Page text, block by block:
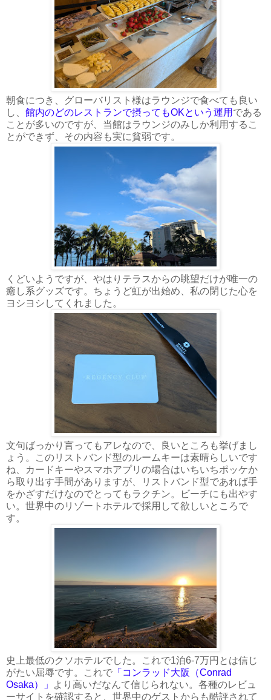
朝食につき、グローバリスト様はラウンジで食べても良い
し、 館内のどのレストランで摂ってもOKという運用 である
ことが多いのですが、当館はラウンジのみしか利用するこ
とができず、その内容も実に貧弱です。
くどいようですが、やはりテラスからの眺望だけが唯一の
癒し系グッズです。ちょうど虹が出始め、私の閉じた心を
ヨシヨシしてくれました。
文句ばっかり言ってもアレなので、良いところも挙げまし
ょう。このリストバンド型のルームキーは素晴らしいです
ね、カードキーやスマホアプリの場合はいちいちポッケか
ら取り出す手間がありますが、リストバンド型であれば手
をかざすだけなのでとってもラクチン。ビーチにも出やす
い。世界中のリゾートホテルで採用して欲しいところで
す。
史上最低のクソホテルでした。これで1泊6-7万円とは信じ
がたい屈辱です。これで 「コンラッド大阪（Conrad
Osaka）」
より高いだなんて信じられない。各種のレビュ
ーサイトを確認すると、世界中のゲストからも酷評されて